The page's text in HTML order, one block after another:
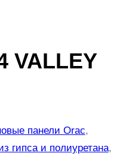
VALLEY
панели Orac
гипса и полиуретана